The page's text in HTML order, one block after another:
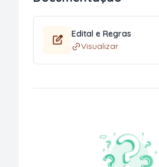
Edital e Regras
Visualizar